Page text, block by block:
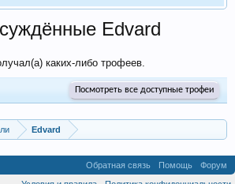
Edvard
каких-либо трофеев.
Посмотреть все доступные трофеи
Edvard
Обратная связь Помощь
Форум